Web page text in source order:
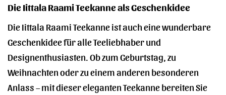
Die Iittala Raami Teekanne als Geschenkidee
Die Iittala Raami Teekanne ist auch eine wunderbare
Geschenkidee für alle Teeliebhaber und
Designenthusiasten. Ob zum Geburtstag, zu
Weihnachten oder zu einem anderen besonderen
Anlass – mit dieser eleganten Teekanne bereiten Sie